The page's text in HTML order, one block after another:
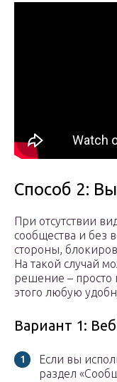
Способ 2:
При отсутствии
сообщества и без
стороны,
На такой случай
решение – просто
этого любую
Вариант 1:
Если вы
раздел